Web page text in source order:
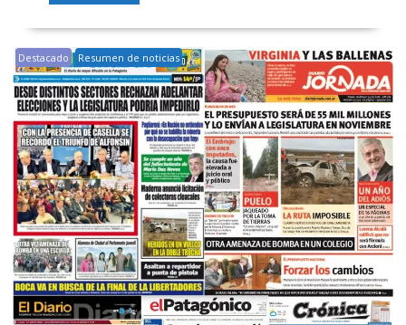
Destacado Resumen de noticias